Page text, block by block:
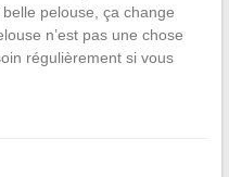
pelouse, ça change
n’est pas une chose
régulièrement si vous